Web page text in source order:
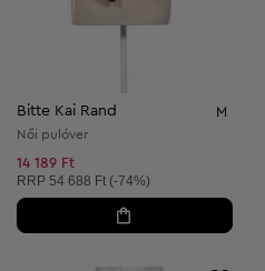
Bitte Kai Rand M
Női pulóver
14 189 Ft
Ajánlott ár:
RRP 54 688 Ft (-74%)